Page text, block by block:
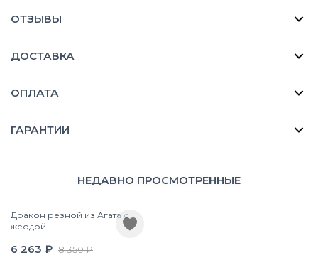
ОТЗЫВЫ
ДОСТАВКА
ОПЛАТА
ГАРАНТИИ
НЕДАВНО ПРОСМОТРЕННЫЕ
Дракон резной из Агата с
жеодой
6 263 ₽ 8 350 ₽